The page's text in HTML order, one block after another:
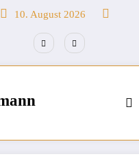
10. August 2026